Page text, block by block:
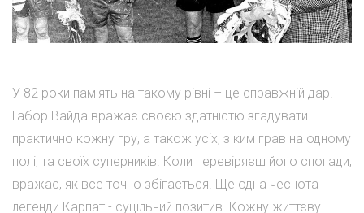
У 82 роки пам'ять на такому рівні – це справжній дар!
Габор Вайда вражає своєю здатністю згадувати
практично кожну гру, а також усіх, з ким грав на одному
полі, та своїх суперників. Коли перевіряєш його спогади,
вражає, як все точно збігається. Ще одна чеснота
легенди Карпат - суцільний позитив. Кожну життєву